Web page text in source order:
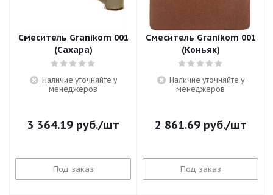
Смеситель Granikom 001
(Сахара)
Наличие уточняйте у
менеджеров
3 364.19руб./шт
Под заказ
Смеситель Granikom 001
(Коньяк)
Наличие уточняйте у
менеджеров
2 861.69руб./шт
Под заказ